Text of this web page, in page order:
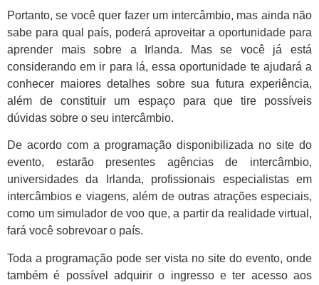
Portanto, se você quer fazer um intercâmbio, mas ainda não
sabe para qual país, poderá aproveitar a oportunidade para
aprender mais sobre a Irlanda. Mas se você já está
considerando em ir para lá, essa oportunidade te ajudará a
conhecer maiores detalhes sobre sua futura experiência,
além de constituir um espaço para que tire possíveis
dúvidas sobre o seu intercâmbio.
De acordo com a programação disponibilizada no site do
evento, estarão presentes agências de intercâmbio,
universidades da Irlanda, profissionais especialistas em
intercâmbios e viagens, além de outras atrações especiais,
como um simulador de voo que, a partir da realidade virtual,
fará você sobrevoar o país.
Toda a programação pode ser vista no site do evento, onde
também é possível adquirir o ingresso e ter acesso aos